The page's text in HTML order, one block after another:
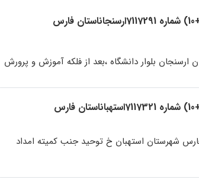
بلوار دانشگاه ،بعد از فلکه آموزش و پرورش
شهرستان استهبان خ توحید جنب کمیته امداد